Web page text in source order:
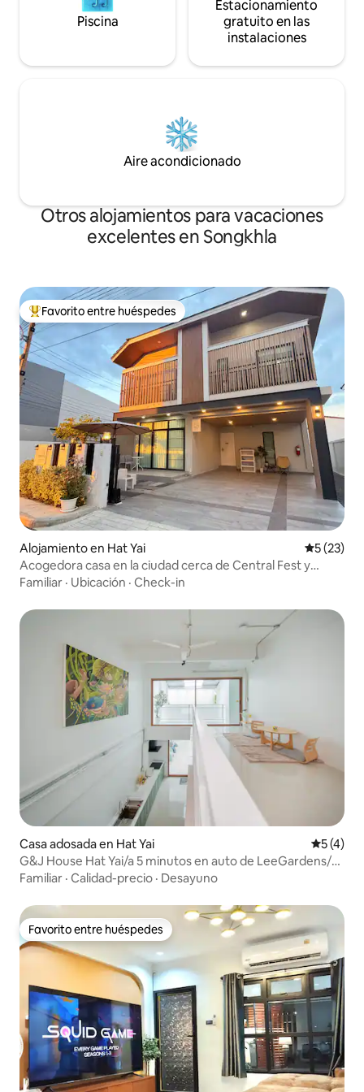
Piscina
Estacionamiento
gratuito en las
instalaciones
Aire acondicionado
Otros alojamientos para vacaciones
excelentes en Songkhla
Favorito entre huéspedes preferido
Favorito entre huéspedes
Alojamiento en Hat Yai
5 (23)
Acogedora casa en la ciudad cerca de Central Fest y
Asean Night
Familiar · Ubicación · Check-in
Casa adosada en Hat Yai
5 (4)
G&J House Hat Yai/a 5 minutos en auto de LeeGardens/a 1
minuto de BigC
Familiar · Calidad-precio · Desayuno
Favorito entre huéspedes
Favorito entre huéspedes